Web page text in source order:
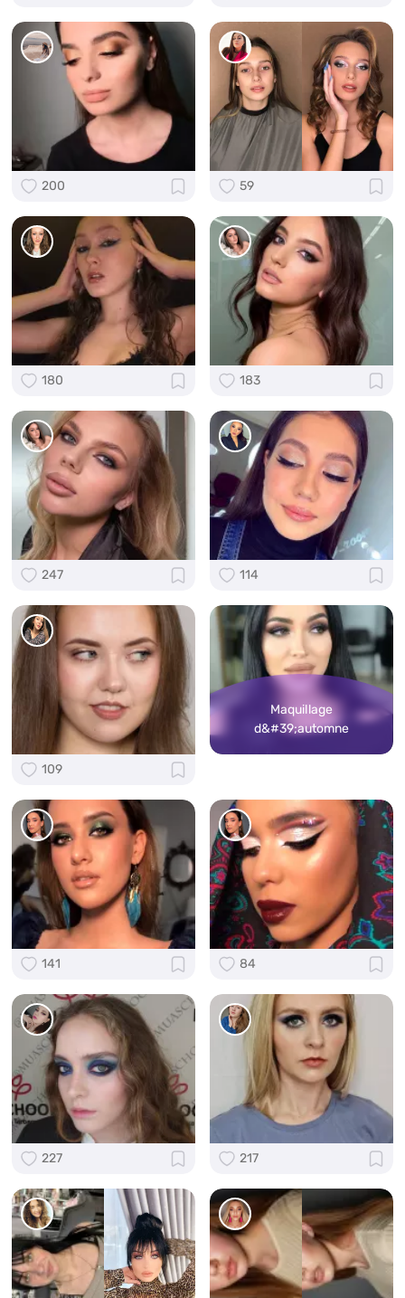
200 59
180 183
247 114
109
Maquillage
d&#39;automne
141 84
227 217